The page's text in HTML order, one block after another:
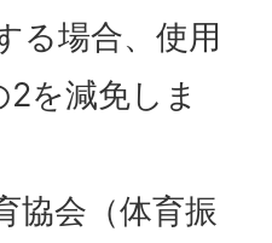
る場合、使用
を減免しま
協会（体育振